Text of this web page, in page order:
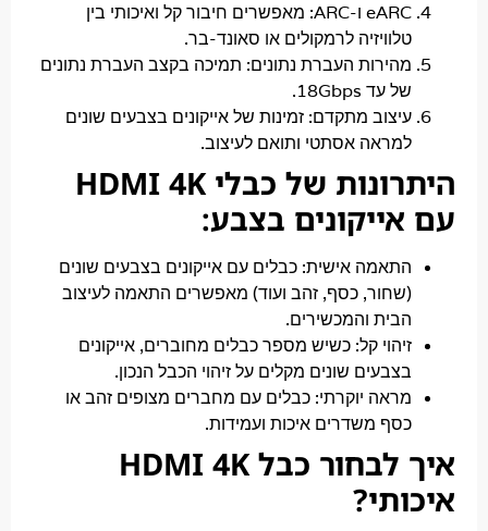
מאפשרים חיבור קל ואיכותי בין
לרמקולים או סאונד-בר.
העברת נתונים:תמיכה בקצב העברת נתונים
מתקדם:זמינות של אייקונים בצבעים שונים
אסתטי ותואם לעיצוב.
היתרונות של כבלי HDMI 4K
בצבע:
אישית:כבלים עם אייקונים בצבעים שונים
כסף, זהב ועוד) מאפשרים התאמה לעיצוב
והמכשירים.
כשיש מספר כבלים מחוברים, אייקונים
שונים מקלים על זיהוי הכבל הנכון.
יוקרתי:כבלים עם מחברים מצופים זהב או
משדרים איכות ועמידות.
איך לבחור כבל HDMI 4K